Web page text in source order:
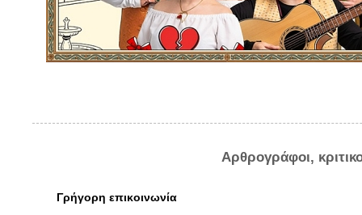
Αρθρογράφοι,
Γρήγορη επικοινωνία